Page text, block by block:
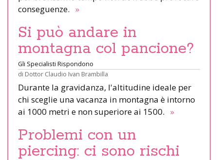
conseguenze. »
Si può andare in
montagna col pancione?
Gli Specialisti Rispondono
di Dottor Claudio Ivan Brambilla
Durante la gravidanza, l'altitudine ideale per
chi sceglie una vacanza in montagna è intorno
ai 1000 metri e non superiore ai 1500. »
Problemi con un
piercing: ci sono rischi